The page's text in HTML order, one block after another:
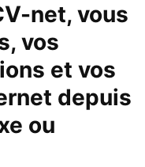
net, vous
vos
et vos
depuis
ou